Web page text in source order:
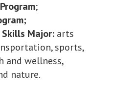
;
Major: arts
sports,
and wellness,
nature.